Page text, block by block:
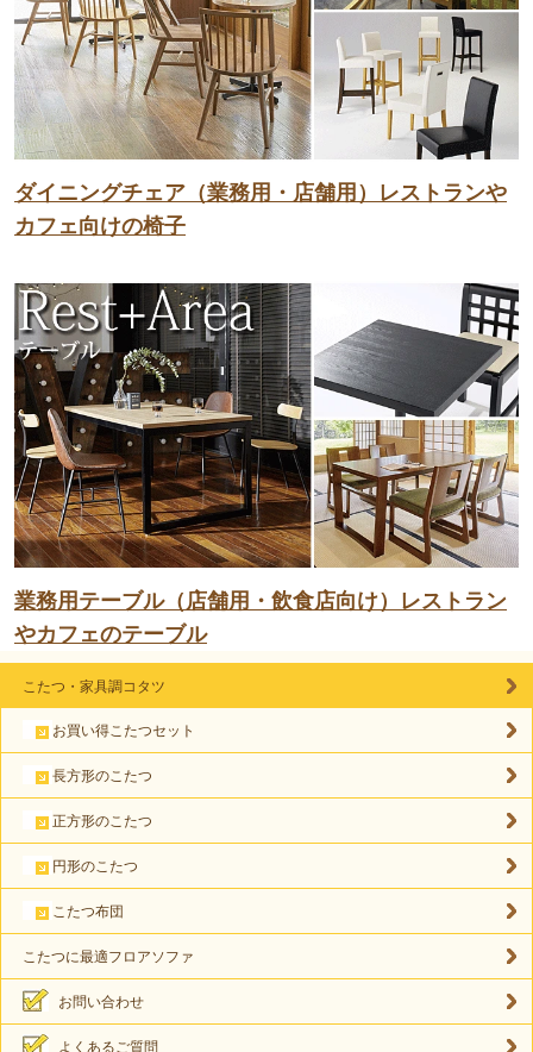
ダイニングチェア（業務用・店舗用）レストランや
カフェ向けの椅子
業務用テーブル（店舗用・飲食店向け）レストラン
やカフェのテーブル
こたつ・家具調コタツ
お買い得こたつセット
長方形のこたつ
正方形のこたつ
円形のこたつ
こたつ布団
こたつに最適フロアソファ
お問い合わせ
よくあるご質問